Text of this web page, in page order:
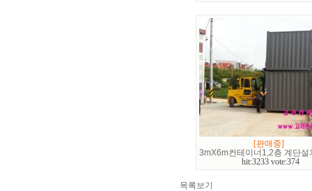
[판매중]
3mX6m컨테이너1,2층 계단설
hit:3233 vote:374
목록보기